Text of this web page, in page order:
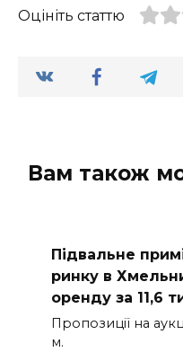
Оцініть статтю
Вам також
Підвальне
ринку в
оренду за 11,6
Пропозиції на
м.